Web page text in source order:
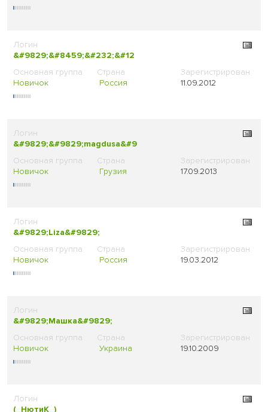
&#9829;&#8459;&#232;&#12
Новичок Россия 11.09.2012
&#9829;&#9829;magdusa&#9
Новичок Грузия 17.09.2013
&#9829;Liza&#9829;
Новичок Россия 19.03.2012
&#9829;Машка&#9829;
Новичок Украина 19.10.2009
(_НютиК_)